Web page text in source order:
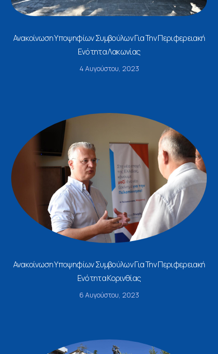
Ανακοίνωση Υποψηφίων Συμβούλων Για Την Περιφερειακή
Ενότητα Λακωνίας
4 Αυγούστου, 2023
Ανακοίνωση Υποψηφίων Συμβούλων Για Την Περιφερειακή
Ενότητα Κορινθίας
6 Αυγούστου, 2023